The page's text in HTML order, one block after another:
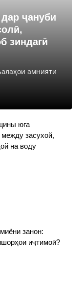
ҷануби
зиндагӣ
амнияти
юга
засухой,
на воду
занон:
иҷтимоӣ?